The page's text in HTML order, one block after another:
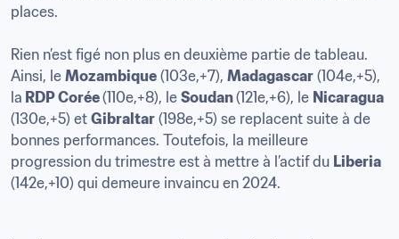
places.
Rien n’est figé non plus en deuxième partie de tableau.
Ainsi, le Mozambique (103e,+7), Madagascar (104e,+5),
la RDP Corée (110e,+8), le Soudan (121e,+6), le Nicaragua
(130e,+5) et Gibraltar (198e,+5) se replacent suite à de
bonnes performances. Toutefois, la meilleure
progression du trimestre est à mettre à l’actif du Liberia
(142e,+10) qui demeure invaincu en 2024.